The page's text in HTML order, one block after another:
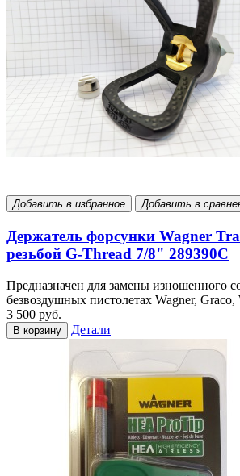
Добавить в избранное Добавить в
Держатель форсунки Wagner
резьбой G-Thread 7/8" 289390С
Предназначен для замены изношенного
безвоздушных пистолетах Wagner, Graco,
3 500 руб.
В корзину Детали